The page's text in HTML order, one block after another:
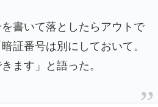
書いて落としたらアウトで
証番号は別にしておいて。
ます」と語った。